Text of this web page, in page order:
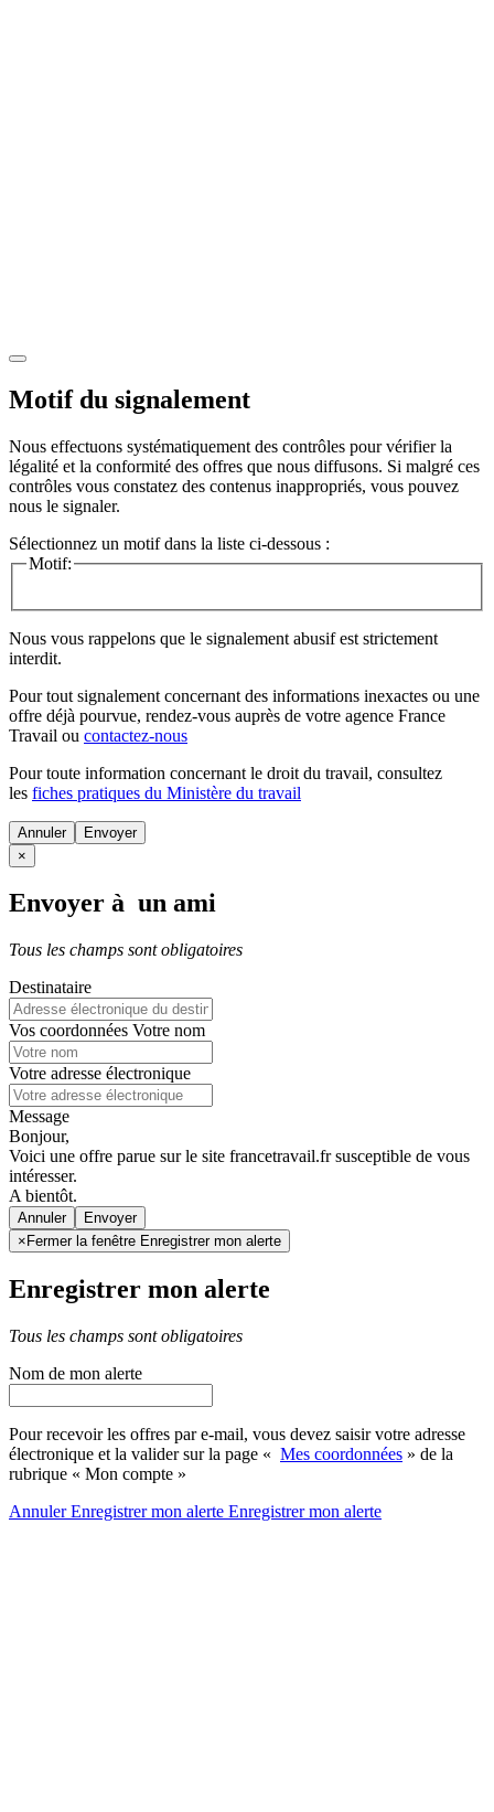
Motif du signalement
Nous effectuons systématiquement des contrôles pour vérifier la
légalité et la conformité des offres que nous diffusons. Si malgré ces
contrôles vous constatez des contenus inappropriés, vous pouvez
nous le signaler.
Sélectionnez un motif dans la liste ci-dessous :
Motif:
Nous vous rappelons que le signalement abusif est strictement
interdit.
Pour tout signalement concernant des informations inexactes ou une
offre déjà pourvue, rendez-vous auprès de votre agence France
Travail ou contactez-nous
Pour toute information concernant le droit du travail, consultez
les fiches pratiques du Ministère du travail
Annuler
×
Envoyer à un ami
Tous les champs sont obligatoires
Destinataire
Vos coordonnées Votre nom
Votre adresse électronique
Message
Bonjour,
Voici une offre parue sur le site francetravail.fr susceptible de vous
intéresser.
A bientôt.
Annuler
× Fermer la fenêtre Enregistrer mon alerte
Enregistrer mon alerte
Tous les champs sont obligatoires
Nom de mon alerte
Pour recevoir les offres par e-mail, vous devez saisir votre adresse
électronique et la valider sur la page « Mes coordonnées » de la
rubrique « Mon compte »
AnnulerEnregistrer mon alerte Enregistrermon alerte